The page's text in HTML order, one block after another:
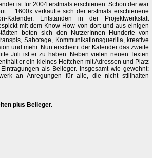
ist für 2004 erstmals erschienen. Schon der war
... 1600x verkaufte sich der erstmals erschienene
Kalender. Entstanden in der Projektwerkstatt
mit dem Know-How von dort und aus einigen
boten sich den NutzerInnen Hunderte von
Sabotage, Kommunikationsguerilla, kreative
und mehr. Nun erscheint der Kalender das zweite
Juli ist er zu haben. Neben vielen neuen Texten
er ein kleines Heftchen mit Adressen und Platz
als Beileger. Insgesamt wie gewohnt:
an Anregungen für alle, die nicht stillhalten
plus Beileger.